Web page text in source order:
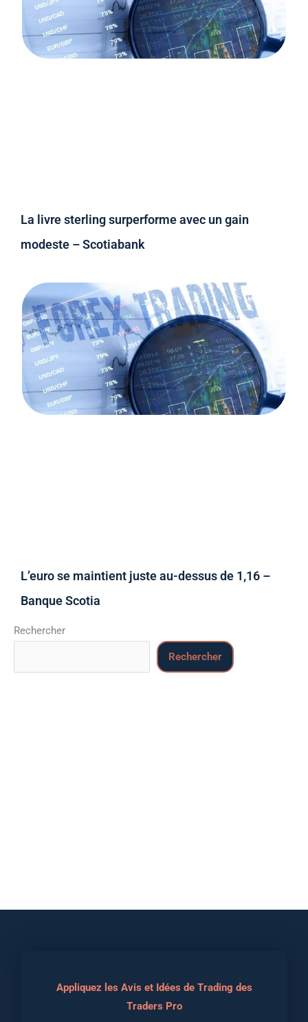
La livre sterling surperforme avec un gain
modeste – Scotiabank
L’euro se maintient juste au-dessus de 1,16 –
Banque Scotia
Rechercher
Rechercher
Appliquez les Avis et Idées de Trading des
Traders Pro